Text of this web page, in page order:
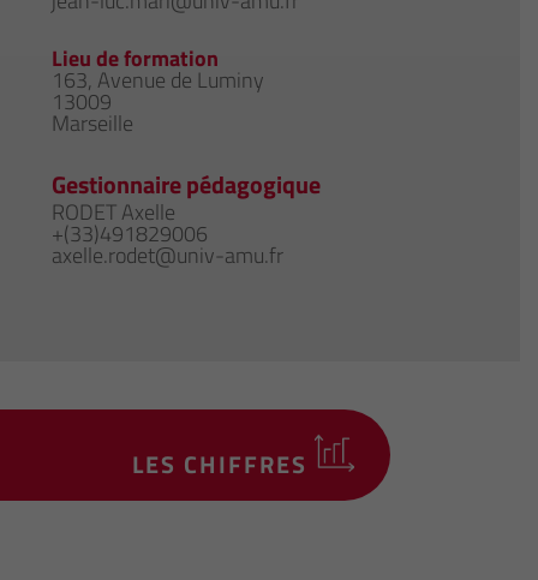
Lieu de formation
163, Avenue de Luminy
13009
Marseille
Gestionnaire pédagogique
RODET Axelle
+(33)491829006
axelle.rodet@univ-amu.fr
LES CHIFFRES